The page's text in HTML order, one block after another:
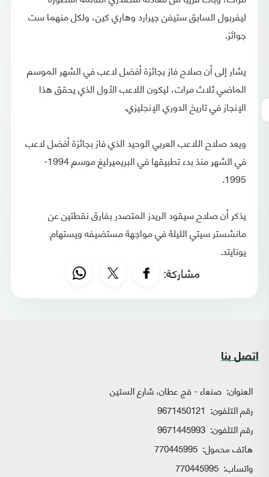
ليفربول السابق ستيفن جيرارد وهاري كين، ولكل منهما ست
جوائز.
يشار إلى أن صلاح فاز بجائزة أفضل لاعب في الشهر الموسم
الماضي ثلاث مرات، ليكون اللاعب الأول الذي يحقق هذا
الإنجاز في تاريخ الدوري الإنجليزي.
ويعد صلاح اللاعب العربي الوحيد الذي فاز بجائزة أفضل لاعب
في الشهر منذ بدء تطبيقها في البريميرليغ موسم 1994-
1995.
يذكر أن صلاح سيقود الريدز المتصدر بفارق نقطتين عن
مانشستر سيتي الليلة في مواجهة مستضيفه ويستهام
يونايتد.
مشاركة:
اتصل بنا
العنوان: صنعاء - فج عطان، شارع الستين
رقم التلفون: 9671450121
رقم التلفون: 9671445993
هاتف محمول: 770445995
واتساب: